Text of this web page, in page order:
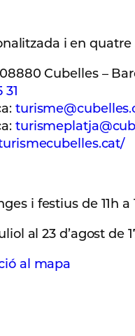
i en
Cubelles –
31
i festius de 11h a
al 23 d’agost de
al mapa